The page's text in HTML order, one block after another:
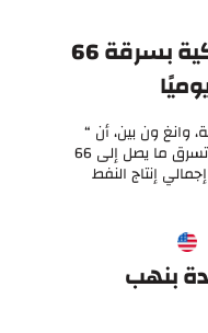
الصين تتهم القوات الأمريكية بسرقة 66
وانغ ون بين، أن “​
القوات الأميركية​ المتواجدة في ​سوريا​ تسرق ما يصل إلى 66
ما يعادل 82% من إجمالي إنتاج النفط
بنهب